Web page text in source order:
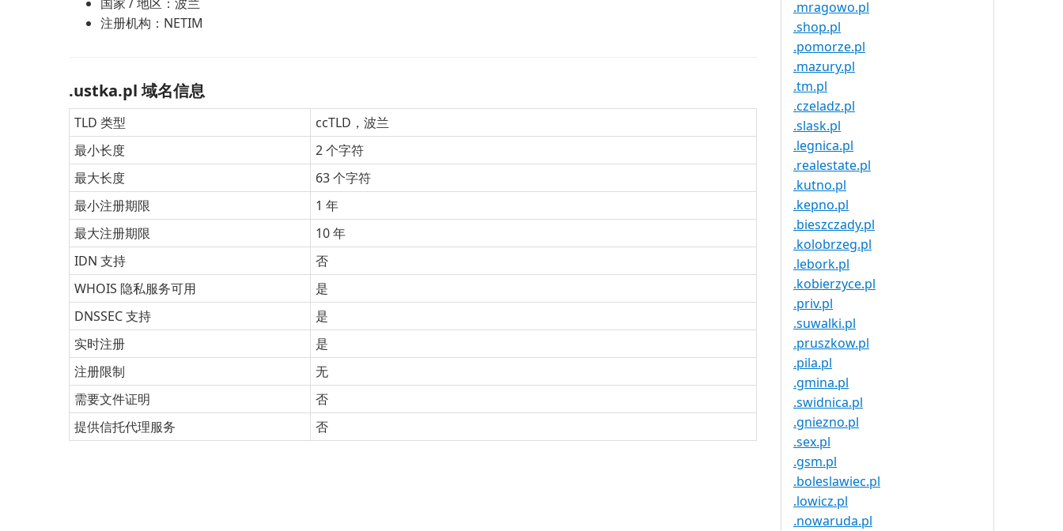
注册机构：NETIM
.ustka.pl 域名信息
TLD 类型
ccTLD，波兰
最小长度
2 个字符
最大长度
63 个字符
最小注册期限
1 年
最大注册期限
10 年
IDN 支持
否
WHOIS 隐私服务可用
是
DNSSEC 支持
是
实时注册
是
注册限制
无
需要文件证明
否
提供信托代理服务
否
.mragowo.pl
.shop.pl
.pomorze.pl
.mazury.pl
.tm.pl
.czeladz.pl
.slask.pl
.legnica.pl
.realestate.pl
.kutno.pl
.kepno.pl
.bieszczady.pl
.kolobrzeg.pl
.lebork.pl
.kobierzyce.pl
.priv.pl
.suwalki.pl
.pruszkow.pl
.pila.pl
.gmina.pl
.swidnica.pl
.gniezno.pl
.sex.pl
.gsm.pl
.boleslawiec.pl
.lowicz.pl
.nowaruda.pl